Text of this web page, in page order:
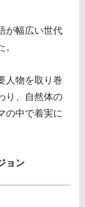
が幅広い世代
人物を取り巻
り、自然体の
の中で着実に
ョン